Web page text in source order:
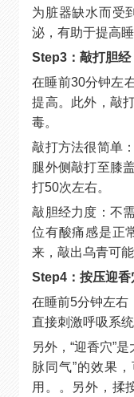
为脏器缺水而受
泌，有助于提高睡
Step3：敲打胆经
在睡前30分钟左
提高。此外，敲
毒。
敲打方法很简单
腿外侧敲打至膝
打50次左右。
敲胆经力度：不
位有酸痛感是正
来，敲出乌青可
Step4：按压迎香
在睡前5分钟左右
直接刺激呼吸系
另外，“迎香穴”
脉同气”的效果
用。。另外，揉